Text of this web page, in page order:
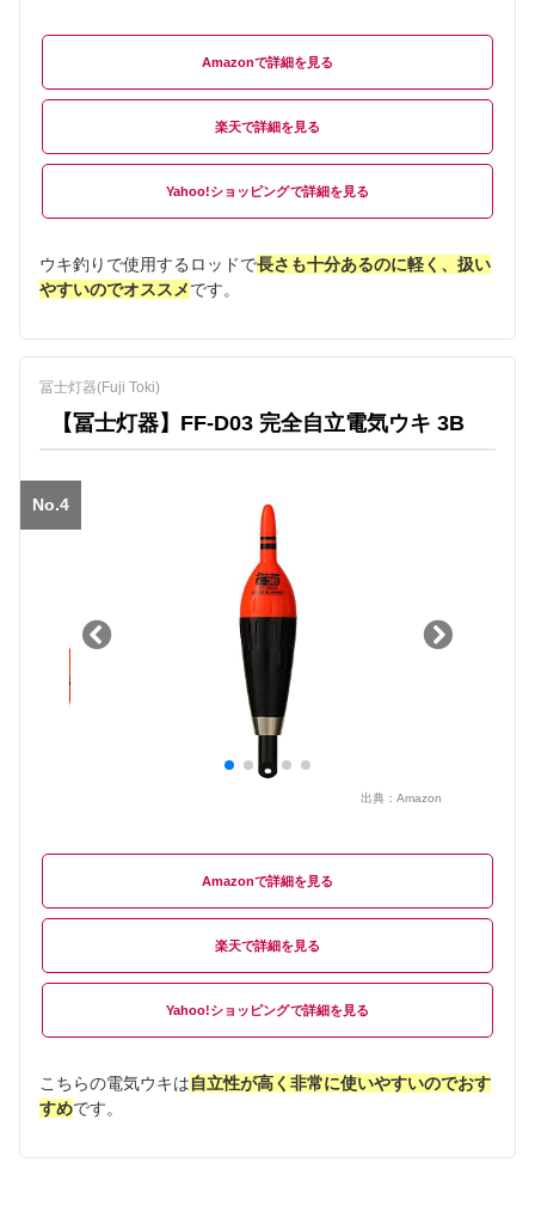
Amazon
楽天
Yahoo!ショッピング
ウキ釣りで使用するロッドで長さも十分あるのに軽く、扱い
やすいのでオススメです。
冨士灯器(Fuji Toki)
【冨士灯器】FF-D03 完全自立電気ウキ 3B
No.4
出典： Amazon
Amazon
楽天
Yahoo!ショッピング
こちらの電気ウキは自立性が高く非常に使いやすいのでおす
すめです。